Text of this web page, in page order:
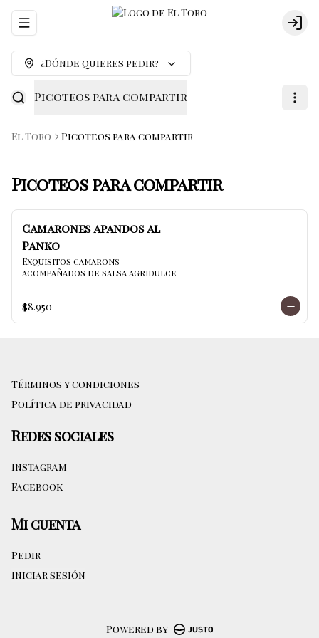
Abrir menu de navegación
¿Dónde quieres pedir?
Picoteos para compartir
El Toro Picoteos para compartir
Picoteos para compartir
Camarones apandos al
Panko
Exquisitos camarons
acompañados de salsa agridulce
$8.950
Términos y condiciones
Política de privacidad
Redes sociales
Instagram
Facebook
Mi cuenta
Pedir
Iniciar sesión
Powered by